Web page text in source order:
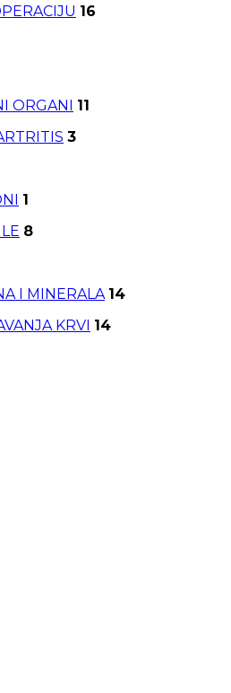
16
ORGANI
11
3
1
8
I MINERALA 14
KRVI 14